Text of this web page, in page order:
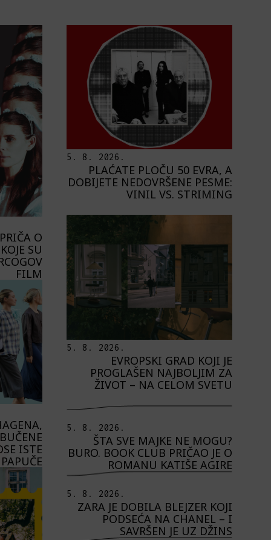
O
SU
FILM
ISTE
PAPUČE
5. 8. 2026.
PLAĆATE PLOČU 50 EVRA, A
DOBIJETE NEDOVRŠENE PESME:
VINIL VS. STRIMING
5. 8. 2026.
EVROPSKI GRAD KOJI JE
PROGLAŠEN NAJBOLJIM ZA
ŽIVOT – NA CELOM SVETU
5. 8. 2026.
ŠTA SVE MAJKE NE MOGU?
BURO. BOOK CLUB PRIČAO JE O
ROMANU KATIŠE AGIRE
5. 8. 2026.
ZARA JE DOBILA BLEJZER KOJI
PODSEĆA NA CHANEL – I
SAVRŠEN JE UZ DŽINS